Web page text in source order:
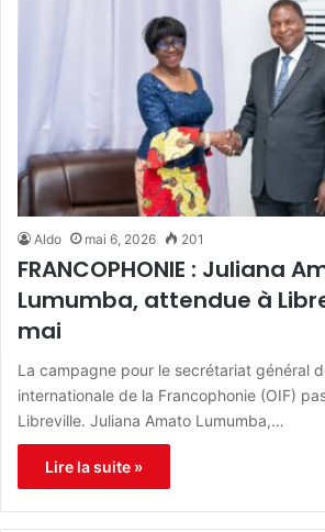
Aldo mai 6, 2026 201
FRANCOPHONIE : Juliana
Lumumba, attendue à
mai
La campagne pour le secrétariat général
internationale de la Francophonie (OIF)
Libreville. Juliana Amato Lumumba,…
Lire la suite »